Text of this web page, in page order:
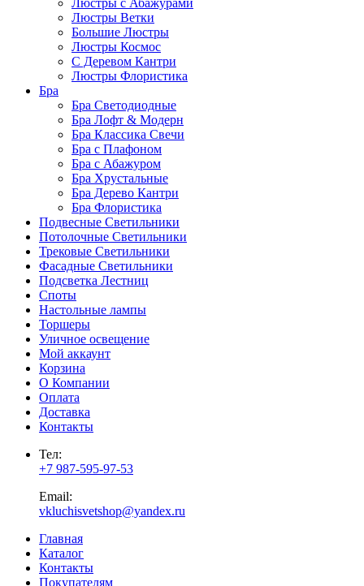
Люстры с Абажурами
Люстры Ветки
Большие Люстры
Люстры Космос
С Деревом Кантри
Люстры Флористика
Бра
Бра Светодиодные
Бра Лофт & Модерн
Бра Классика Свечи
Бра с Плафоном
Бра с Абажуром
Бра Хрустальные
Бра Дерево Кантри
Бра Флористика
Подвесные Светильники
Потолочные Светильники
Трековые Светильники
Фасадные Светильники
Подсветка Лестниц
Споты
Настольные лампы
Торшеры
Уличное освещение
Мой аккаунт
Корзина
О Компании
Оплата
Доставка
Контакты
Тел:
+7 987-595-97-53
Email:
vkluchisvetshop@yandex.ru
Главная
Каталог
Контакты
Покупателям